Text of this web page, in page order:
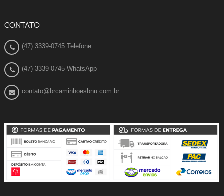
CONTATO
(47) 3339-0745 Telefone
(47) 3339-0745 WhatsApp
contato@brcaminhoesbnu.com.br